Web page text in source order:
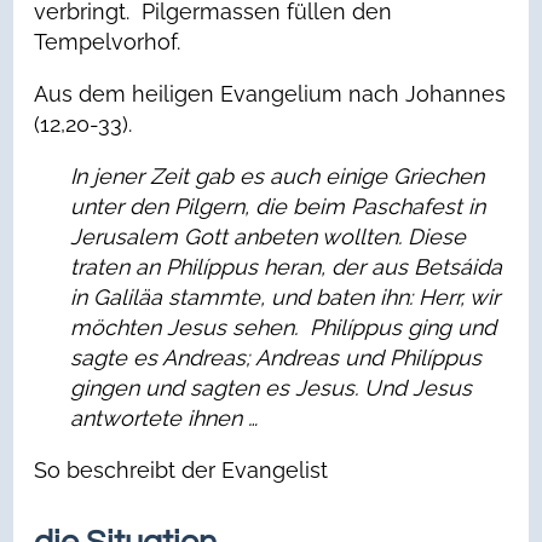
verbringt. Pilgermassen füllen den
Tempelvorhof.
Aus dem heiligen Evangelium nach Johannes
(12,20-33).
In jener Zeit gab es auch einige Griechen
unter den Pilgern, die beim Paschafest in
Jerusalem Gott anbeten wollten. Diese
traten an Philíppus heran, der aus Betsáida
in Galiläa stammte, und baten ihn: Herr, wir
möchten Jesus sehen. Philíppus ging und
sagte es Andreas;Andreas und Philíppus
gingen und sagten es Jesus. Und Jesus
antwortete ihnen …
So beschreibt der Evangelist